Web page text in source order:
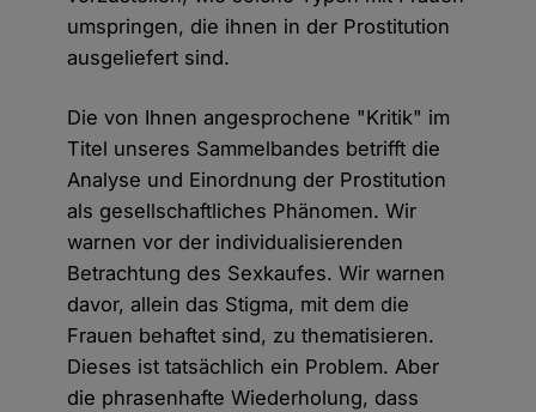
umspringen, die ihnen in der Prostitution
ausgeliefert sind.
Die von Ihnen angesprochene "Kritik" im
Titel unseres Sammelbandes betrifft die
Analyse und Einordnung der Prostitution
als gesellschaftliches Phänomen. Wir
warnen vor der individualisierenden
Betrachtung des Sexkaufes. Wir warnen
davor, allein das Stigma, mit dem die
Frauen behaftet sind, zu thematisieren.
Dieses ist tatsächlich ein Problem. Aber
die phrasenhafte Wiederholung, dass